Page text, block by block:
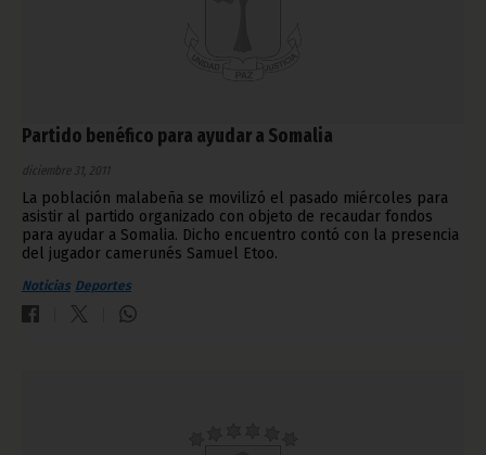
Partido benéfico para ayudar a Somalia
diciembre 31, 2011
La población malabeña se movilizó el pasado miércoles para
asistir al partido organizado con objeto de recaudar fondos
para ayudar a Somalia. Dicho encuentro contó con la presencia
del jugador camerunés Samuel Etoo.
Noticias Deportes